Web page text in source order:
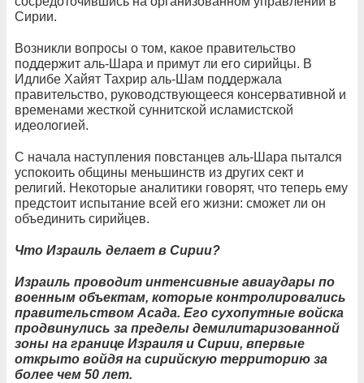
Сирии.
Возникли вопросы о том, какое правительство
поддержит аль-Шара и примут ли его сирийцы. В
Идлибе Хайят Тахрир аль-Шам поддержала
правительство, руководствующееся консервативной и
временами жесткой суннитской исламистской
идеологией.
С начала наступления повстанцев аль-Шара пытался
успокоить общины меньшинств из других сект и
религий. Некоторые аналитики говорят, что теперь ему
предстоит испытание всей его жизни: сможет ли он
объединить сирийцев.
Что Израиль делает в Сирии?
Израиль проводит интенсивные авиаудары по
военным объектам, которые контролировались
правительством Асада. Его сухопутные войска
продвинулись за пределы демилитаризованной
зоны на границе Израиля и Сирии, впервые
открыто войдя на сирийскую территорию за
более чем 50 лет.